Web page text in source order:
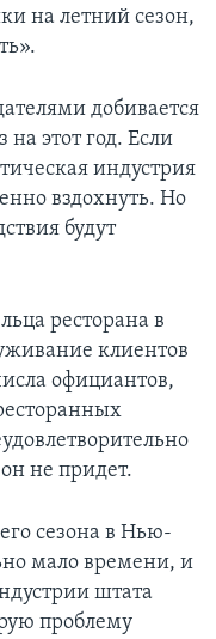
на летний сезон,
добивается
этот год. Если
индустрия
вздохнуть. Но
будут
ресторана в
клиентов
официантов,
не придет.
сезона в Нью-
мало времени, и
штата
проблему